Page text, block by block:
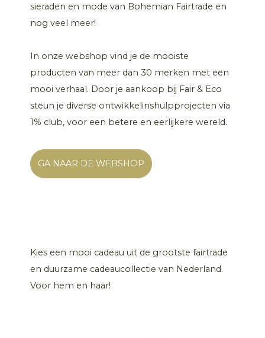
sieraden en mode van Bohemian Fairtrade en
nog veel meer!
In onze webshop vind je de mooiste
producten van meer dan 30 merken met een
mooi verhaal. Door je aankoop bij Fair & Eco
steun je diverse ontwikkelinshulpprojecten via
1% club, voor een betere en eerlijkere wereld.
GA NAAR DE WEBSHOP
Kies een mooi cadeau uit de grootste fairtrade
en duurzame cadeaucollectie van Nederland.
Voor hem en haar!